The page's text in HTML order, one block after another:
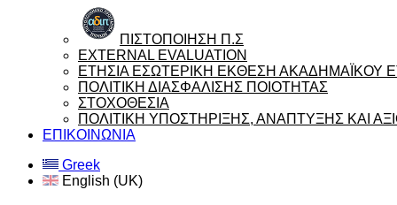
ΠΙΣΤΟΠΟΙΗΣΗ Π.Σ
EXTERNAL EVALUATION
ΕΤΗΣΙΑ ΕΣΩΤΕΡΙΚΗ ΕΚΘΕΣΗ ΑΚΑΔΗΜΑΪΚΟΥ
ΠΟΛΙΤΙΚΗ ΔΙΑΣΦΑΛΙΣΗΣ ΠΟΙΟΤΗΤΑΣ
ΣΤΟΧΟΘΕΣΙΑ
ΠΟΛΙΤΙΚΗ ΥΠΟΣΤΗΡΙΞΗΣ, ΑΝΑΠΤΥΞΗΣ ΚΑΙ
ΕΠΙΚΟΙΝΩΝΙΑ
Greek
English (UK)